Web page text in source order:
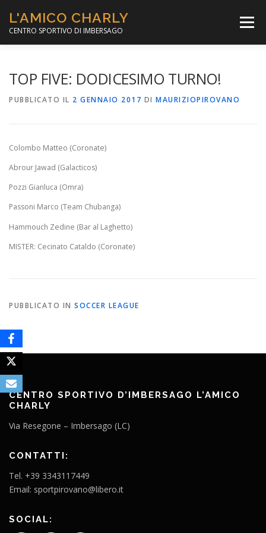
contenuto
L'AMICO CHARLY
CENTRO SPORTIVO DI IMBERSAGO
Menù
TOP FIVE: DODICESIMO TURNO!
PUBBLICATO IL 2 GENNAIO 2017 DI MAURIZIOPIROVANO
Colombo Matteo (Coronate)
Abrour Jawad (Galacticos)
Pozzi Gianluca (Omra)
Passoni Marco (Team Chubanga)
Hammouch Zedine (Bar al Laghetto)
MISTER: Cecinato Cataldo (Coronate)
PUBBLICATO IN SOCCER LEAGUE
CENTRO SPORTIVO D’IMBERSAGO L’AMICO
CHARLY
Via Resegone – Imbersago (LC)
CONTATTI:
Tel. +39 3343117449
Email: sportpirovano@libero.it
SOCIAL: